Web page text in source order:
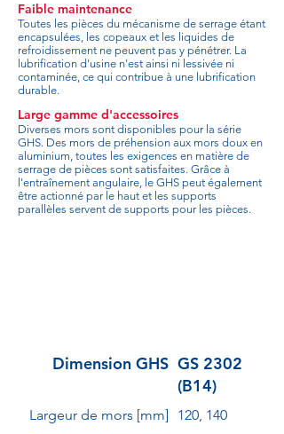
Faible maintenance
Toutes les pièces du mécanisme de serrage étant
encapsulées, les copeaux et les liquides de
refroidissement ne peuvent pas y pénétrer. La
lubrification d'usine n'est ainsi ni lessivée ni
contaminée, ce qui contribue à une lubrification
durable.
Large gamme d'accessoires
Diverses mors sont disponibles pour la série
GHS. Des mors de préhension aux mors doux en
aluminium, toutes les exigences en matière de
serrage de pièces sont satisfaites. Grâce à
l'entraînement angulaire, le GHS peut également
être actionné par le haut et les supports
parallèles servent de supports pour les pièces.
Dimension GHS GS 2302
(B14)
Largeur de mors [mm]
120, 140